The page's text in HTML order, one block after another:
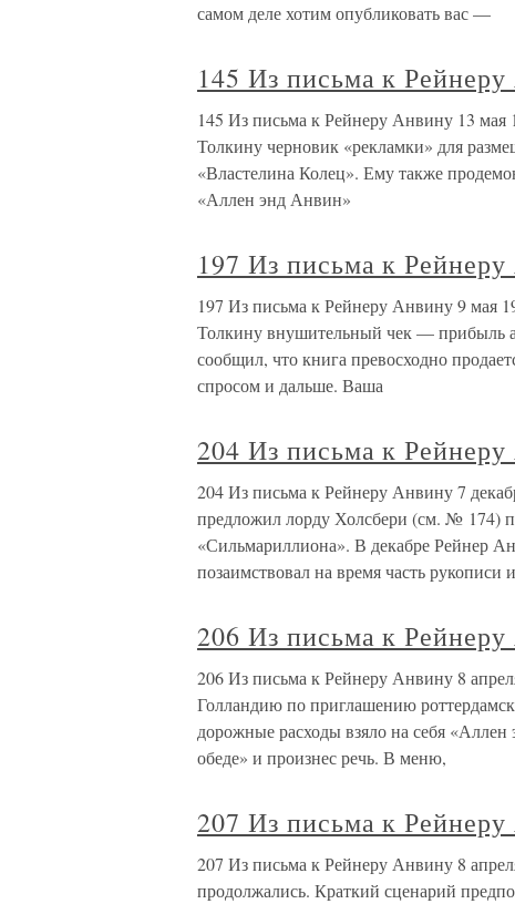
самом деле хотим опубликовать вас —
145 Из письма к
145 Из письма к Рейнеру Анвину 13
Толкину черновик «рекламки» для
«Властелина Колец». Ему также
«Аллен энд Анвин»
197 Из письма к
197 Из письма к Рейнеру Анвину 9 мая
Толкину внушительный чек — прибыль
сообщил, что книга превосходно
спросом и дальше. Ваша
204 Из письма к
204 Из письма к Рейнеру Анвину 7
предложил лорду Холсбери (см. № 174)
«Сильмариллиона». В декабре Рейнер
позаимствовал на время часть рукописи и
206 Из письма к
206 Из письма к Рейнеру Анвину 8
Голландию по приглашению
дорожные расходы взяло на себя
обеде» и произнес речь. В меню,
207 Из письма к
207 Из письма к Рейнеру Анвину 8
продолжались. Краткий сценарий